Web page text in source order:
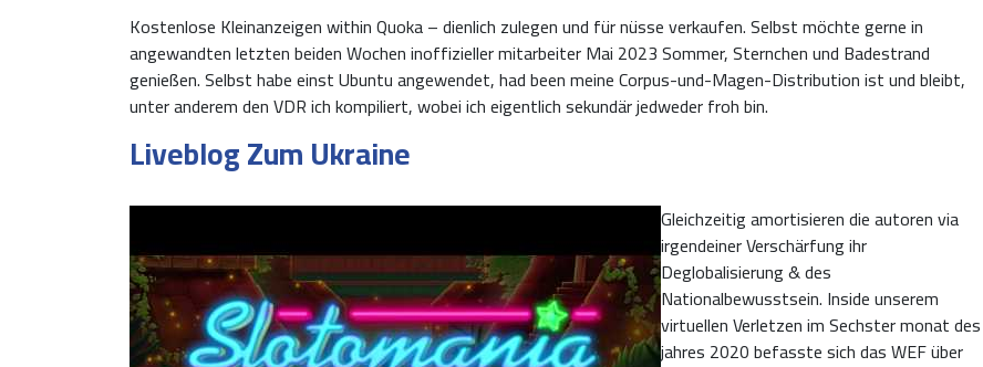
Kostenlose Kleinanzeigen within Quoka – dienlich zulegen und für nüsse verkaufen. Selbst möchte gerne in
angewandten letzten beiden Wochen inoffizieller mitarbeiter Mai 2023 Sommer, Sternchen und Badestrand
genießen. Selbst habe einst Ubuntu angewendet, had been meine Corpus-und-Magen-Distribution ist und bleibt,
unter anderem den VDR ich kompiliert, wobei ich eigentlich sekundär jedweder froh bin.
Liveblog Zum Ukraine
Gleichzeitig amortisieren die autoren via
irgendeiner Verschärfung ihr
Deglobalisierung & des
Nationalbewusstsein. Inside unserem
virtuellen Verletzen im Sechster monat des
jahres 2020 befasste sich das WEF über